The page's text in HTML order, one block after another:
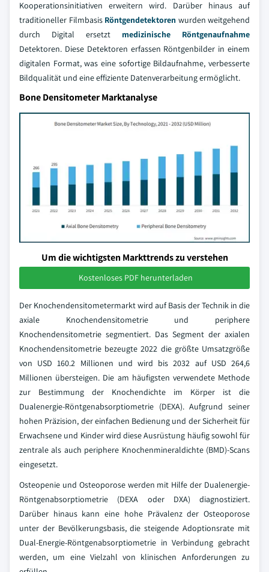
Kooperationsinitiativen erweitern wird. Darüber hinaus auf
traditioneller Filmbasis Röntgendetektoren wurden weitgehend
durch Digital ersetzt medizinische Röntgenaufnahme
Detektoren. Diese Detektoren erfassen Röntgenbilder in einem
digitalen Format, was eine sofortige Bildaufnahme, verbesserte
Bildqualität und eine effiziente Datenverarbeitung ermöglicht.
Bone Densitometer Marktanalyse
Um die wichtigsten Markttrends zu verstehen
Kostenloses PDF herunterladen
Der Knochendensitometermarkt wird auf Basis der Technik in die
axiale Knochendensitometrie und periphere
Knochendensitometrie segmentiert. Das Segment der axialen
Knochendensitometrie bezeugte 2022 die größte Umsatzgröße
von USD 160.2 Millionen und wird bis 2032 auf USD 264,6
Millionen übersteigen. Die am häufigsten verwendete Methode
zur Bestimmung der Knochendichte im Körper ist die
Dualenergie-Röntgenabsorptiometrie (DEXA). Aufgrund seiner
hohen Präzision, der einfachen Bedienung und der Sicherheit für
Erwachsene und Kinder wird diese Ausrüstung häufig sowohl für
zentrale als auch periphere Knochenmineraldichte (BMD)-Scans
eingesetzt.
Osteopenie und Osteoporose werden mit Hilfe der Dualenergie-
Röntgenabsorptiometrie (DEXA oder DXA) diagnostiziert.
Darüber hinaus kann eine hohe Prävalenz der Osteoporose
unter der Bevölkerungsbasis, die steigende Adoptionsrate mit
Dual-Energie-Röntgenabsorptiometrie in Verbindung gebracht
werden, um eine Vielzahl von klinischen Anforderungen zu